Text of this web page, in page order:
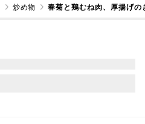
炒め物 春菊と鶏むね肉、厚揚げ